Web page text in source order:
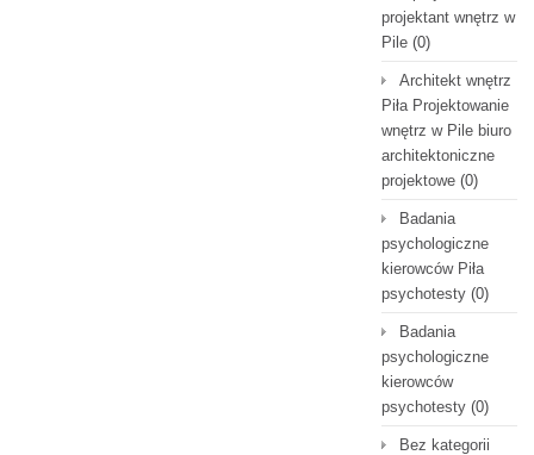
projektant wnętrz w
Pile (0)
Architekt wnętrz
Piła Projektowanie
wnętrz w Pile biuro
architektoniczne
projektowe (0)
Badania
psychologiczne
kierowców Piła
psychotesty (0)
Badania
psychologiczne
kierowców
psychotesty (0)
Bez kategorii